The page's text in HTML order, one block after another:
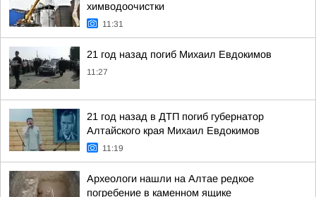
химводоочистки
11:31
21 год назад погиб Михаил Евдокимов
11:27
21 год назад в ДТП погиб губернатор
Алтайского края Михаил Евдокимов
11:19
Археологи нашли на Алтае редкое
погребение в каменном ящике